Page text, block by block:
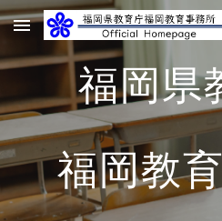
Skip to main content
福岡県
福岡教